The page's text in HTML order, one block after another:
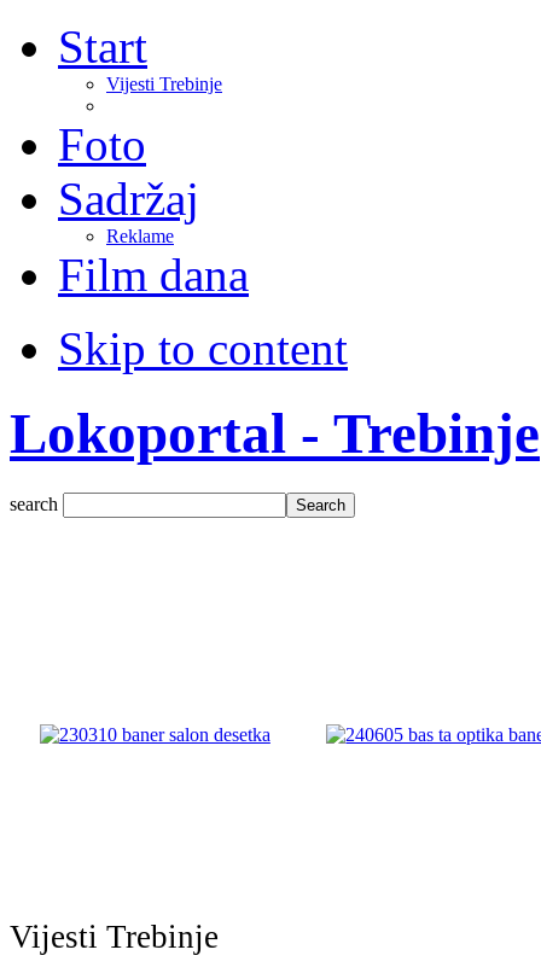
Start
Vijesti Trebinje
Foto
Sadržaj
Reklame
Film dana
Skip to content
Lokoportal - Trebinje
search
Vijesti Trebinje